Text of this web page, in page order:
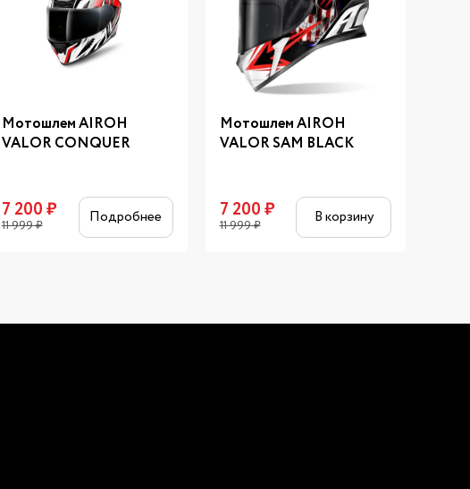
Мотошлем AIROH
VALOR CONQUER
7 200₽
11 999₽ Подробнее
Мотошлем AIROH
VALOR SAM BLACK
7 200₽
11 999₽ В корзину